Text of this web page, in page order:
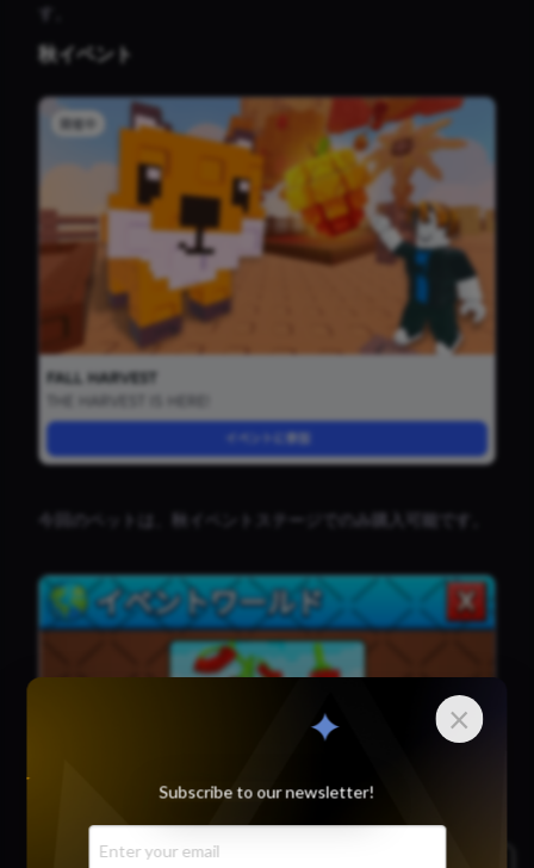
す。
秋イベント
今回のペットは、秋イベントステージでのみ購入可能です。
Subscribe to our newsletter!
×